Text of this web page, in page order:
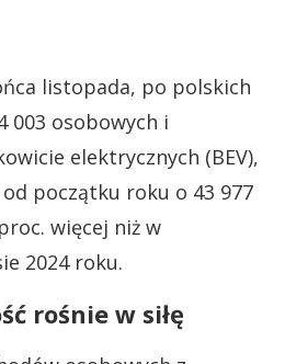
listopada, po polskich
003 osobowych i
elektrycznych (BEV),
początku roku o 43 977
więcej niż w
2024 roku.
rośnie w siłę